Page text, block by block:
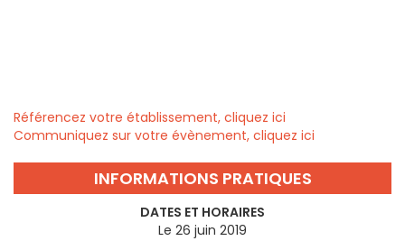
Référencez votre établissement, cliquez ici
Communiquez sur votre évènement, cliquez ici
INFORMATIONS PRATIQUES
DATES ET HORAIRES
Le 26 juin 2019